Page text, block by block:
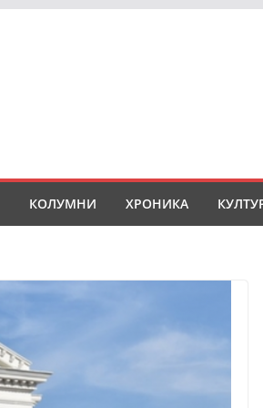
КОЛУМНИ ХРОНИКА